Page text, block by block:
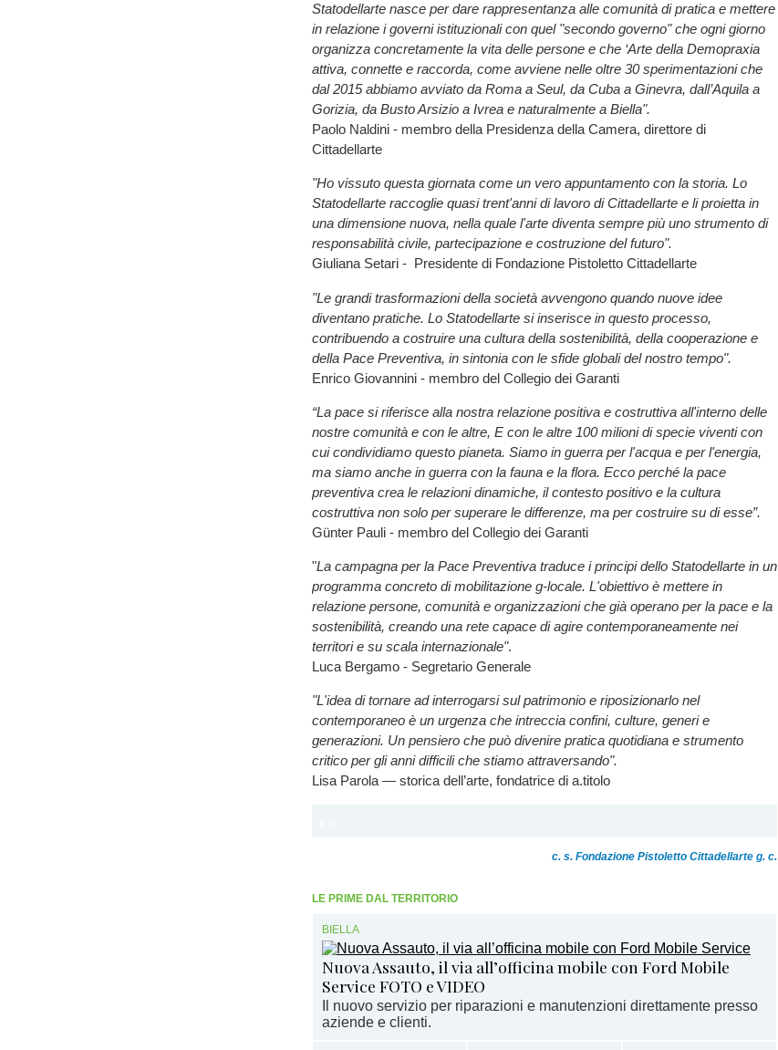
Statodellarte nasce per dare rappresentanza alle comunità di pratica e mettere
in relazione i governi istituzionali con quel "secondo governo" che ogni giorno
organizza concretamente la vita delle persone e che ‘Arte della Demopraxia
attiva, connette e raccorda, come avviene nelle oltre 30 sperimentazioni che
dal 2015 abbiamo avviato da Roma a Seul, da Cuba a Ginevra, dall’Aquila a
Gorizia, da Busto Arsizio a Ivrea e naturalmente a Biella".
Paolo Naldini - membro della Presidenza della Camera, direttore di
Cittadellarte
"Ho vissuto questa giornata come un vero appuntamento con la storia. Lo
Statodellarte raccoglie quasi trent'anni di lavoro di Cittadellarte e li proietta in
una dimensione nuova, nella quale l'arte diventa sempre più uno strumento di
responsabilità civile, partecipazione e costruzione del futuro".
Giuliana Setari - Presidente di Fondazione Pistoletto Cittadellarte
"Le grandi trasformazioni della società avvengono quando nuove idee
diventano pratiche. Lo Statodellarte si inserisce in questo processo,
contribuendo a costruire una cultura della sostenibilità, della cooperazione e
della Pace Preventiva, in sintonia con le sfide globali del nostro tempo".
Enrico Giovannini - membro del Collegio dei Garanti
“La pace si riferisce alla nostra relazione positiva e costruttiva all'interno delle
nostre comunità e con le altre, E con le altre 100 milioni di specie viventi con
cui condividiamo questo pianeta. Siamo in guerra per l'acqua e per l'energia,
ma siamo anche in guerra con la fauna e la flora. Ecco perché la pace
preventiva crea le relazioni dinamiche, il contesto positivo e la cultura
costruttiva non solo per superare le differenze, ma per costruire su di esse”.
Günter Pauli - membro del Collegio dei Garanti
"La campagna per la Pace Preventiva traduce i principi dello Statodellarte in un
programma concreto di mobilitazione g-locale. L'obiettivo è mettere in
relazione persone, comunità e organizzazioni che già operano per la pace e la
sostenibilità, creando una rete capace di agire contemporaneamente nei
territori e su scala internazionale".
Luca Bergamo - Segretario Generale
"L'idea di tornare ad interrogarsi sul patrimonio e riposizionarlo nel
contemporaneo è un urgenza che intreccia confini, culture, generi e
generazioni. Un pensiero che può divenire pratica quotidiana e strumento
critico per gli anni difficili che stiamo attraversando".
Lisa Parola — storica dell’arte, fondatrice di a.titolo
c. s. Fondazione Pistoletto Cittadellarte g. c.
LE PRIME DAL TERRITORIO
BIELLA
Nuova Assauto, il via all’officina mobile con Ford Mobile
Service FOTO e VIDEO
Il nuovo servizio per riparazioni e manutenzioni direttamente presso
aziende e clienti.